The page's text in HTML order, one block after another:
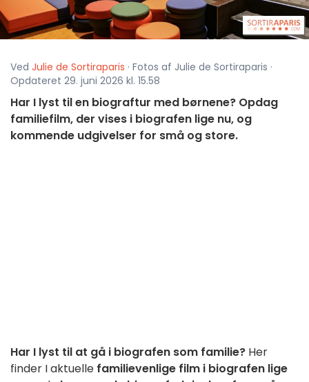
Ved Julie de Sortiraparis · Fotos af Julie de Sortiraparis ·
Opdateret 29. juni 2026 kl. 15.58
Har I lyst til en biograftur med børnene? Opdag
familiefilm, der vises i biografen lige nu, og
kommende udgivelser for små og store.
Har I lyst til at gå i biografen som familie? Her
finder I aktuelle familievenlige film i biografen lige